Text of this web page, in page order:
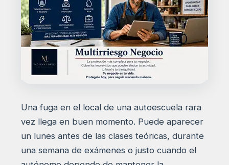
Una fuga en el local de una autoescuela rara
vez llega en buen momento. Puede aparecer
un lunes antes de las clases teóricas, durante
una semana de exámenes o justo cuando el